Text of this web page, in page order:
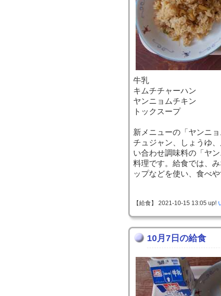
牛乳
キムチチャーハン
ヤンニョムチキン
トックスープ
新メニューの「ヤンニ
チュジャン、しょうゆ
い合わせ調味料の「ヤ
料理です。給食では、
ップなどを使い、食べ
【給食】 2021-10-15 13:05 up!
10月7日の給食